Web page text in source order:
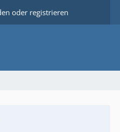
oder registrieren